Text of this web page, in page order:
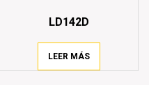
LD142D
LEER MÁS